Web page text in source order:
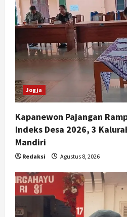
Jogja
Kapanewon Pajangan
Indeks Desa 2026, 3
Mandiri
Redaksi Agustus 8, 2026